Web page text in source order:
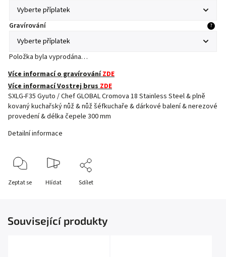
Gravírování ?
Položka byla vyprodána…
Více informací o gravírováníZDE
Více informací Vostrej brusZDE
SXLG-F35 Gyuto / Chef GLOBAL Cromova 18 Stainless Steel & plně
kovaný kuchařský nůž & nůž šéfkuchaře & dárkové balení & nerezové
provedení & délka čepele 300 mm
Detailní informace
Zeptat se Hlídat Sdílet
Související produkty